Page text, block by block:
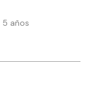
5 años